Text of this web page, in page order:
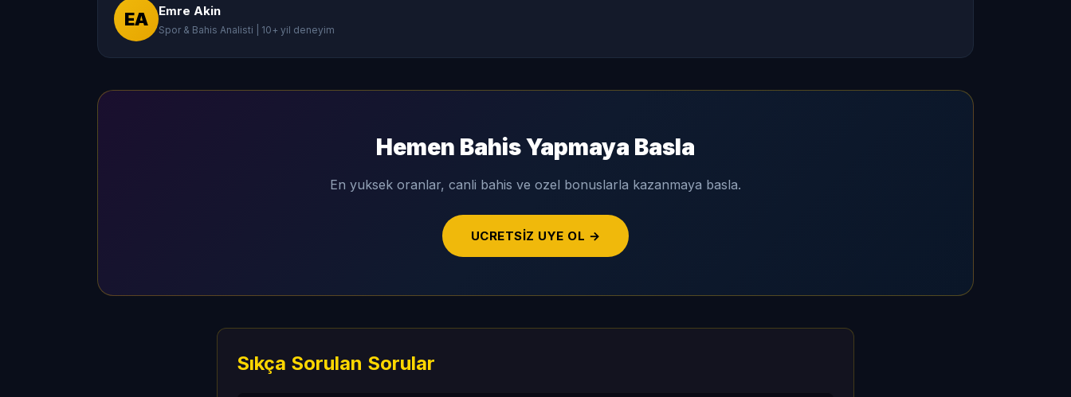
EA Emre Akin
Spor & Bahis Analisti | 10+ yil deneyim
Hemen Bahis Yapmaya Basla
En yuksek oranlar, canli bahis ve ozel bonuslarla kazanmaya basla.
UCRETSIZ UYE OL →
Sıkça Sorulan Sorular